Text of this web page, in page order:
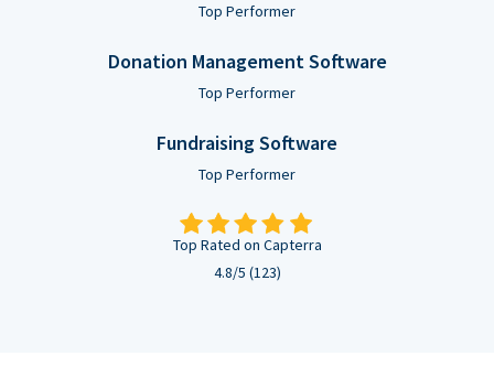
Top Performer
Donation Management Software
Top Performer
Fundraising Software
Top Performer
Top Rated on Capterra
4.8/5 (123)